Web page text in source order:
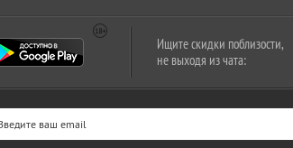
Ищите скидки поблизости,
не выходя из чата: